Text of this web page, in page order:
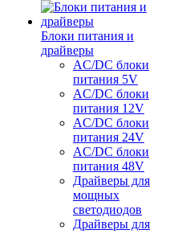
Блоки питания и
драйверы
AC/DC блоки
питания 5V
AC/DC блоки
питания 12V
AC/DC блоки
питания 24V
AC/DC блоки
питания 48V
Драйверы для
мощных
светодиодов
Драйверы для